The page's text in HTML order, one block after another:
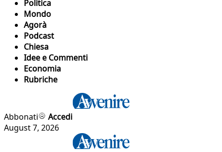
Politica
Mondo
Agorà
Podcast
Chiesa
Idee e Commenti
Economia
Rubriche
Abbonati
Accedi
August 7, 2026